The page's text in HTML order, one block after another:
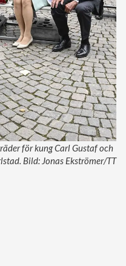
för kung Carl Gustaf och
Bild: Jonas Ekströmer/TT